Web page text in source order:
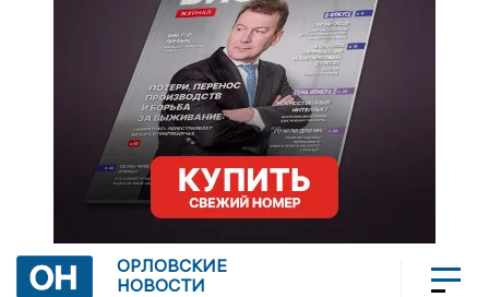
ОРЛОВСКИЕ
НОВОСТИ